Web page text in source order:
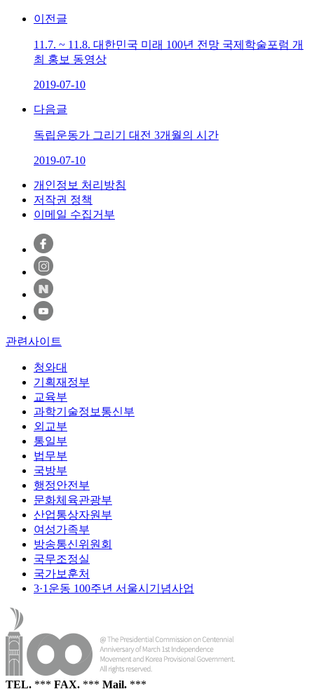
이전글
11.7. ~ 11.8. 대한민국 미래 100년 전망 국제학술포럼 개
최 홍보 동영상
2019-07-10
다음글
독립운동가 그리기 대전 3개월의 시간
2019-07-10
개인정보 처리방침
저작권 정책
이메일 수집거부
관련사이트
청와대
기획재정부
교육부
과학기술정보통신부
외교부
통일부
법무부
국방부
행정안전부
문화체육관광부
산업통상자원부
여성가족부
방송통신위원회
국무조정실
국가보훈처
3·1운동 100주년 서울시기념사업
TEL. *** FAX. *** Mail. ***